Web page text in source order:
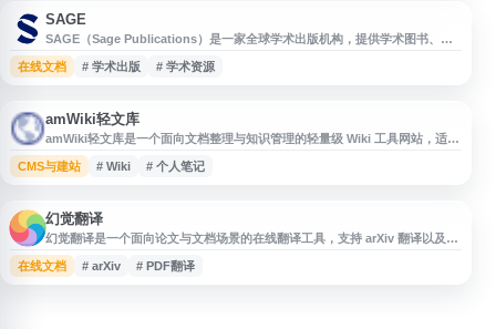
SAGE
SAGE（Sage Publications）是一家全球学术出版机构，提供学术图书、期
刊与数字资源，覆盖社会科学、教育、商业、医学、科技等多个研究领域。网
站面向研究人员、教师、学生及图书馆用户，支持学术内容检索、出版信息查
在线文档 # 学术出版 # 学术资源
amWiki轻文库
amWiki轻文库是一个面向文档整理与知识管理的轻量级 Wiki 工具网站，适用
于个人笔记、项目文档、产品说明、接口资料和团队知识库等内容的编写与维
护。网站提供 amWiki 相关介绍、使用说明及资源入口，帮助用户快速了解并
CMS与建站 # Wiki # 个人笔记
幻觉翻译
幻觉翻译是一个面向论文与文档场景的在线翻译工具，支持 arXiv 翻译以及
Word、PDF、Epub 等常见文档格式翻译。网站适合用于学术资料、技术文
档和电子书内容的辅助阅读与理解，帮助用户更便捷地处理跨语言文档内容。
在线文档 # arXiv # PDF翻译